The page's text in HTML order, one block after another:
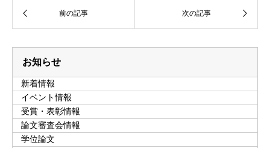
お知らせ
新着情報
イベント情報
受賞・表彰情報
論文審査会情報
学位論文